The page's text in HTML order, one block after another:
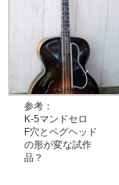
参考：
K-5マンドセロ
F穴とペグヘッド
の形が変な試作
品？